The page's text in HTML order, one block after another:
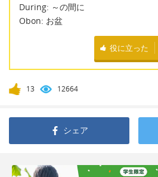
During: ～の間に
Obon: お盆
役に立った
13 12664
シェア